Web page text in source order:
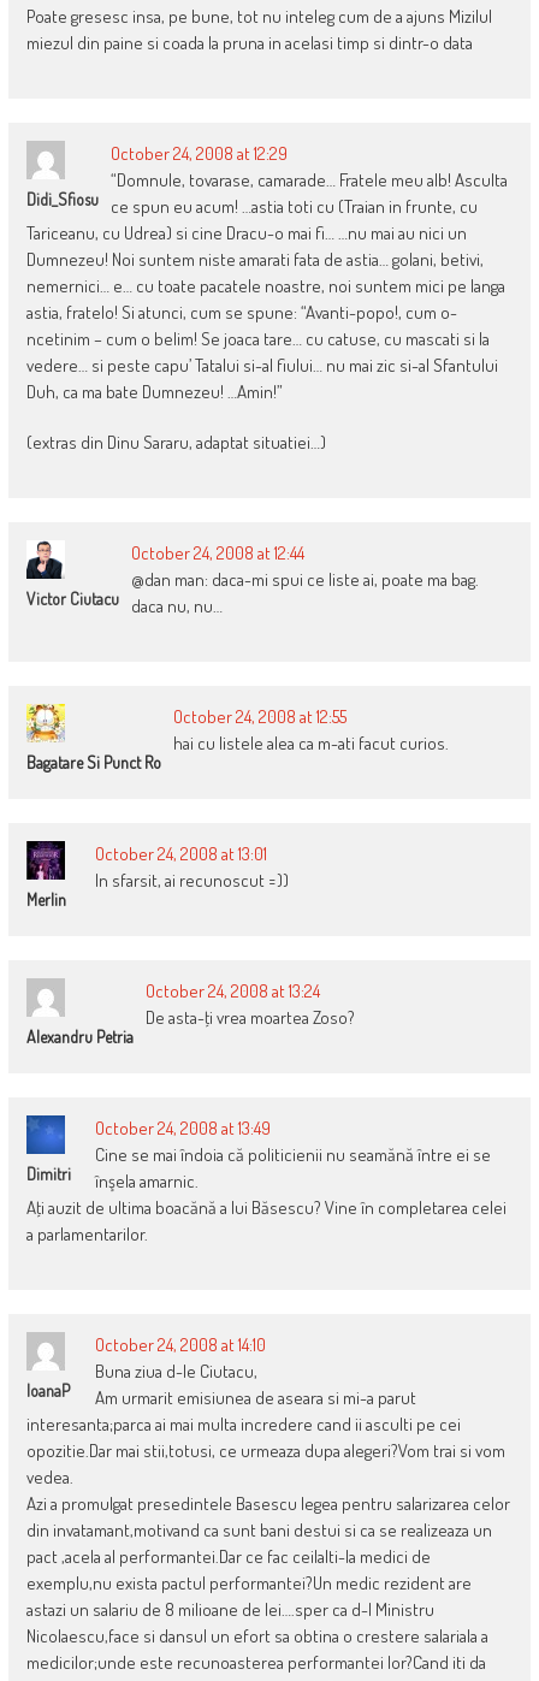
Poate gresesc insa, pe bune, tot nu inteleg cum de a ajuns Mizilul
miezul din paine si coada la pruna in acelasi timp si dintr-o data
Didi_Sfiosu
October 24, 2008 at 12:29
“Domnule, tovarase, camarade… Fratele meu alb! Asculta
ce spun eu acum! …astia toti cu (Traian in frunte, cu
Tariceanu, cu Udrea) si cine Dracu-o mai fi… …nu mai au nici un
Dumnezeu! Noi suntem niste amarati fata de astia… golani, betivi,
nemernici… e… cu toate pacatele noastre, noi suntem mici pe langa
astia, fratelo! Si atunci, cum se spune: “Avanti-popo!, cum o-
ncetinim – cum o belim! Se joaca tare… cu catuse, cu mascati si la
vedere… si peste capu’ Tatalui si-al fiului… nu mai zic si-al Sfantului
Duh, ca ma bate Dumnezeu! …Amin!”
(extras din Dinu Sararu, adaptat situatiei…)
Victor Ciutacu
October 24, 2008 at 12:44
@dan man: daca-mi spui ce liste ai, poate ma bag.
daca nu, nu…
Bagatare Si Punct Ro
October 24, 2008 at 12:55
hai cu listele alea ca m-ati facut curios.
Merlin
October 24, 2008 at 13:01
In sfarsit, ai recunoscut =))
Alexandru Petria
October 24, 2008 at 13:24
De asta-ţi vrea moartea Zoso?
Dimitri
October 24, 2008 at 13:49
Cine se mai îndoia că politicienii nu seamănă între ei se
înşela amarnic.
Aţi auzit de ultima boacănă a lui Băsescu? Vine în completarea celei
a parlamentarilor.
IoanaP
October 24, 2008 at 14:10
Buna ziua d-le Ciutacu,
Am urmarit emisiunea de aseara si mi-a parut
interesanta;parca ai mai multa incredere cand ii asculti pe cei
opozitie.Dar mai stii,totusi, ce urmeaza dupa alegeri?Vom trai si vom
vedea.
Azi a promulgat presedintele Basescu legea pentru salarizarea celor
din invatamant,motivand ca sunt bani destui si ca se realizeaza un
pact ,acela al performantei.Dar ce fac ceilalti-la medici de
exemplu,nu exista pactul performantei?Un medic rezident are
astazi un salariu de 8 milioane de lei….sper ca d-l Ministru
Nicolaescu,face si dansul un efort sa obtina o crestere salariala a
medicilor;unde este recunoasterea performantei lor?Cand iti da